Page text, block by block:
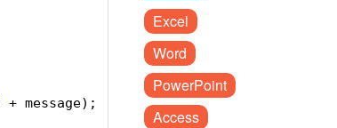
+ message);
Excel
Word
PowerPoint
Access